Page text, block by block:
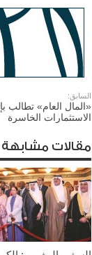
السابق:
«المال العام» تطالب
الاستثمارات الخاسرة
مقالات مشابهة